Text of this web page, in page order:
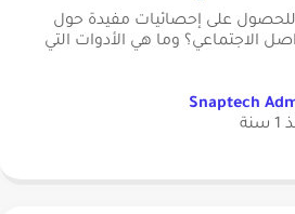
للحصول على إحصائيات مفيدة حول
الاجتماعي؟ وما هي الأدوات التي